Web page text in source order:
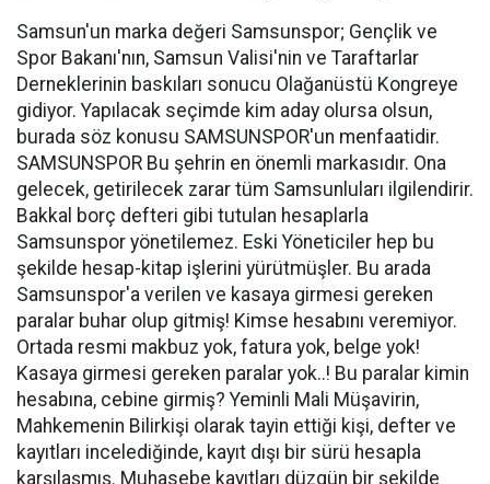
Samsun'un marka değeri Samsunspor; Gençlik ve
Spor Bakanı'nın, Samsun Valisi'nin ve Taraftarlar
Derneklerinin baskıları sonucu Olağanüstü Kongreye
gidiyor. Yapılacak seçimde kim aday olursa olsun,
burada söz konusu SAMSUNSPOR'un menfaatidir.
SAMSUNSPOR Bu şehrin en önemli markasıdır. Ona
gelecek, getirilecek zarar tüm Samsunluları ilgilendirir.
Bakkal borç defteri gibi tutulan hesaplarla
Samsunspor yönetilemez. Eski Yöneticiler hep bu
şekilde hesap-kitap işlerini yürütmüşler. Bu arada
Samsunspor'a verilen ve kasaya girmesi gereken
paralar buhar olup gitmiş! Kimse hesabını veremiyor.
Ortada resmi makbuz yok, fatura yok, belge yok!
Kasaya girmesi gereken paralar yok..! Bu paralar kimin
hesabına, cebine girmiş? Yeminli Mali Müşavirin,
Mahkemenin Bilirkişi olarak tayin ettiği kişi, defter ve
kayıtları incelediğinde, kayıt dışı bir sürü hesapla
karşılaşmış. Muhasebe kayıtları düzgün bir şekilde